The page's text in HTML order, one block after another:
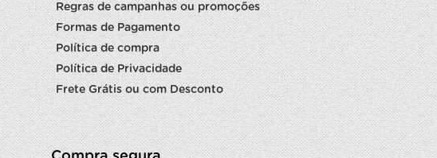
Regras de campanhas ou promoções
Formas de Pagamento
Política de compra
Política de Privacidade
Frete Grátis ou com Desconto